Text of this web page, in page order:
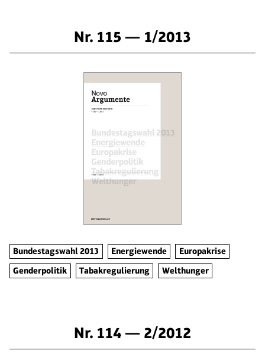
Nr. 115 — 1/2013
Bundestagswahl 2013 Energiewende
Europakrise
Genderpolitik
Tabakregulierung Welthunger
Nr. 114 — 2/2012